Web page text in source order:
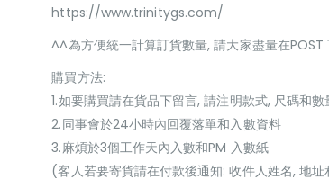
https://www.trinitygs.com/
^^為方便統一計算訂貨數量, 請大家盡量在POST
購買方法:
1.如要購買請在貨品下留言, 請注明款式, 尺碼和
2.同事會於24小時內回覆落單和入數資料
3.麻煩於3個工作天內入數和PM 入數紙
(客人若要寄貨請在付款後通知: 收件人姓名, 地